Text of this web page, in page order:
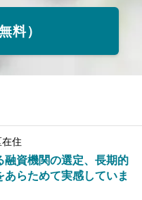
料）
住
資機関の選定、長期的
らためて実感していま